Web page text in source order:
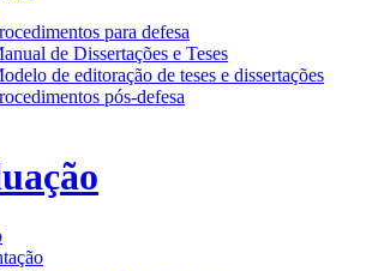
para defesa
de Dissertações e Teses
de editoração de teses e dissertações
pós-defesa